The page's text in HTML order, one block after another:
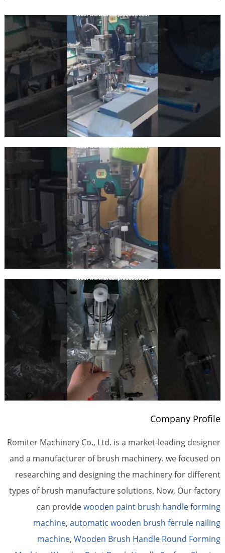
Company Profile
Romiter Machinery Co., Ltd. is a market-leading designer
and a manufacturer of brush machinery. we focused on
researching and designing the machinery for different
types of brush manufacture solutions. Now, Our factory
can providewooden paint brush handle forming
machine,automatic wooden brush ferrule nailing
machine,Wooden Brush Handle Round Forming